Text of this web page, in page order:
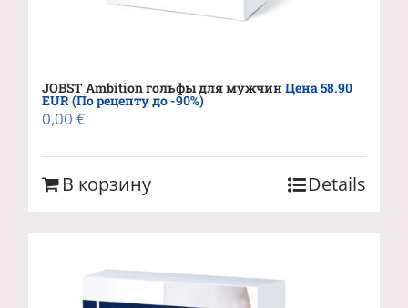
JOBST Ambition гольфы для мужчин Цена 58.90
EUR (По рецепту до -90%)
0,00 €
В корзину Details